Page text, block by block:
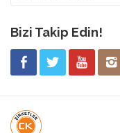
Bizi Takip Edin!